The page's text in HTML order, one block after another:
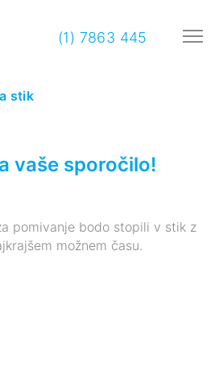
(1) 7863 445
stik
vaše sporočilo!
pomivanje bodo stopili v stik z
možnem času.